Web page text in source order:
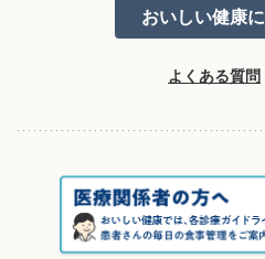
よくある質問